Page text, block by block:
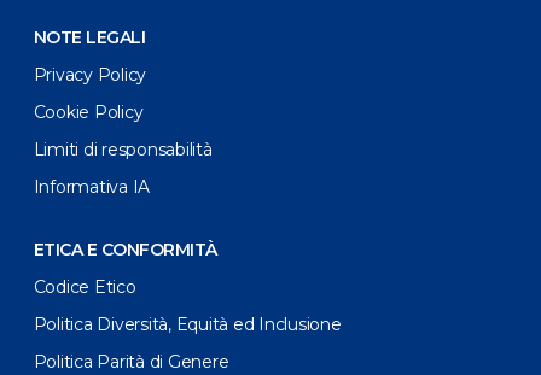
NOTE LEGALI
Privacy Policy
Cookie Policy
Limiti di responsabilità
Informativa IA
ETICA E CONFORMITÀ
Codice Etico
Politica Diversità, Equità ed Inclusione
Politica Parità di Genere